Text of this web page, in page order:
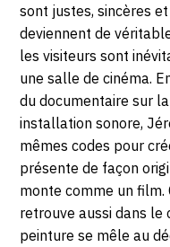
sont justes, sincères
deviennent de
les visiteurs sont
une salle de cinéma.
du documentaire sur
installation sonore,
mêmes codes pour
présente de façon
monte comme un
retrouve aussi dans le
peinture se mêle au